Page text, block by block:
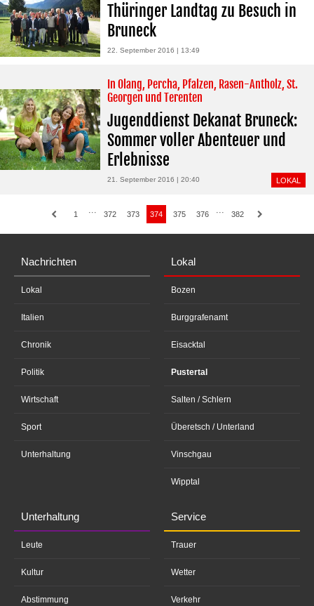
Thüringer Landtag zu Besuch in
Bruneck
22. September 2016 | 13:49
In Olang, Percha, Pfalzen, Rasen-Antholz, St.
Georgen und Terenten
Jugenddienst Dekanat Bruneck:
Sommer voller Abenteuer und
Erlebnisse
21. September 2016 | 20:40 LOKAL
1 ··· 372 373 374 375 376 ··· 382
Nachrichten
Lokal
Italien
Chronik
Politik
Wirtschaft
Sport
Unterhaltung
Lokal
Bozen
Burggrafenamt
Eisacktal
Pustertal
Salten / Schlern
Überetsch / Unterland
Vinschgau
Wipptal
Unterhaltung
Leute
Kultur
Abstimmung
Service
Trauer
Wetter
Verkehr